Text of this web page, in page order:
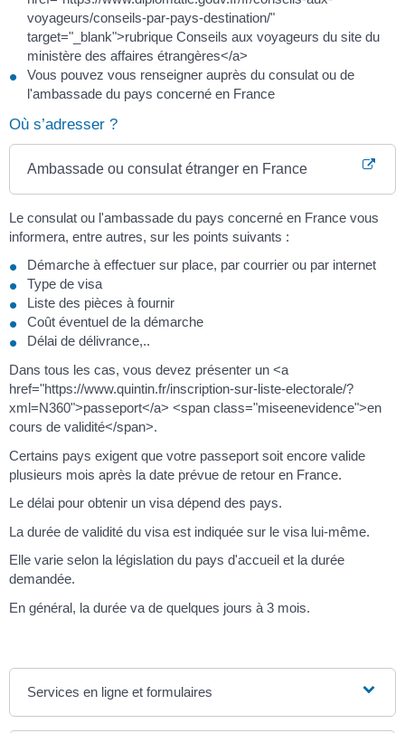
voyageurs/conseils-par-pays-destination/"
target="_blank">rubrique Conseils aux voyageurs du site du
ministère des affaires étrangères</a>
Vous pouvez vous renseigner auprès du consulat ou de
l'ambassade du pays concerné en France
Où s’adresser ?
Ambassade ou consulat étranger en France
Le consulat ou l'ambassade du pays concerné en France vous
informera, entre autres, sur les points suivants :
Démarche à effectuer sur place, par courrier ou par internet
Type de visa
Liste des pièces à fournir
Coût éventuel de la démarche
Délai de délivrance,..
Dans tous les cas, vous devez présenter un <a
href="https://www.quintin.fr/inscription-sur-liste-electorale/?
xml=N360">passeport</a> <span class="miseenevidence">en
cours de validité</span>.
Certains pays exigent que votre passeport soit encore valide
plusieurs mois après la date prévue de retour en France.
Le délai pour obtenir un visa dépend des pays.
La durée de validité du visa est indiquée sur le visa lui-même.
Elle varie selon la législation du pays d'accueil et la durée
demandée.
En général, la durée va de quelques jours à 3 mois.
Services en ligne et formulaires